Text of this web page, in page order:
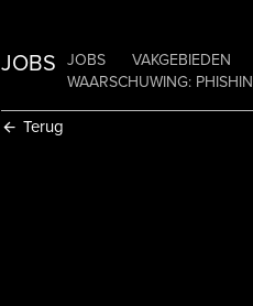
JOBS JOBS VAKGEBIEDEN
WAARSCHUWING:
Terug